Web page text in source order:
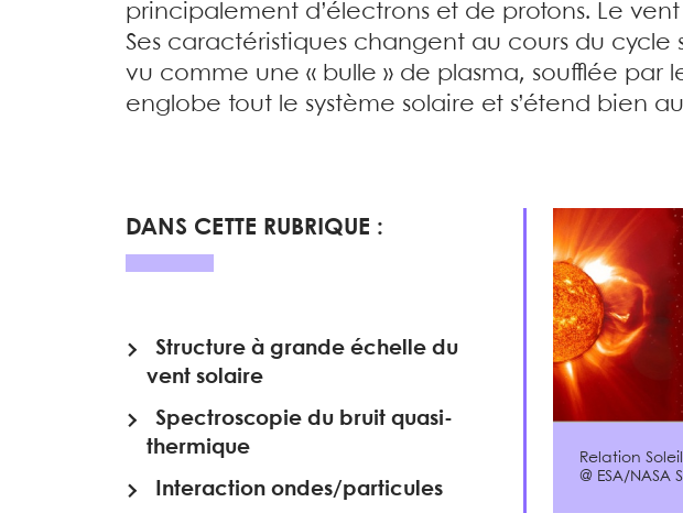
principalement d’électrons et de protons. Le
Ses caractéristiques changent au cours du
vu comme une « bulle » de plasma, soufflée par
englobe tout le système solaire et s’étend bien
Relation
@ ESA/NASA
DANS CETTE RUBRIQUE :
Structure à grande échelle du
vent solaire
Spectroscopie du bruit quasi-
thermique
Interaction ondes/particules